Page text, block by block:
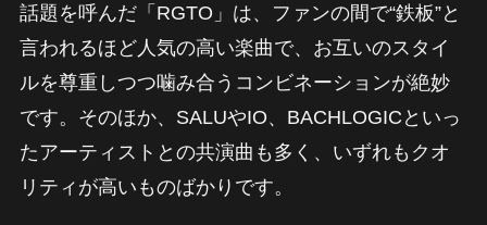
話題を呼んだ「RGTO」は、ファンの間で“鉄板”と
言われるほど人気の高い楽曲で、お互いのスタイ
ルを尊重しつつ噛み合うコンビネーションが絶妙
です。そのほか、SALUやIO、BACHLOGICといっ
たアーティストとの共演曲も多く、いずれもクオ
リティが高いものばかりです。